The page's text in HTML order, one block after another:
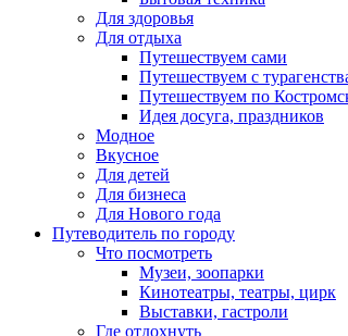
Для здоровья
Для отдыха
Путешествуем сами
Путешествуем с
Путешествуем по
Идея досуга, праздников
Модное
Вкусное
Для детей
Для бизнеса
Для Нового года
Путеводитель по городу
Что посмотреть
Музеи, зоопарки
Кинотеатры, театры, цирк
Выставки, гастроли
Где отдохнуть